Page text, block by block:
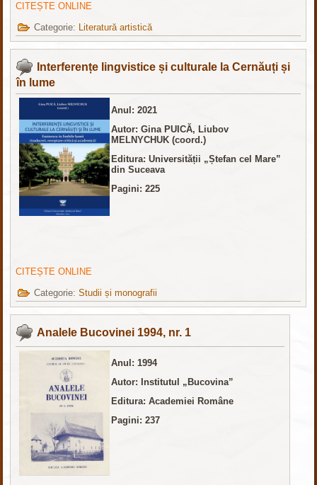
CITEȘTE ONLINE
Categorie:
Literatură artistică
Interferențe lingvistice și culturale la Cernăuți și
în lume
Anul: 2021
Autor: Gina PUICĂ, Liubov
MELNYCHUK (coord.)
Editura: Universității „Ștefan cel Mare”
din Suceava
Pagini: 225
CITEȘTE ONLINE
Categorie:Studii și monografii
Analele Bucovinei 1994, nr. 1
Anul: 1994
Autor: Institutul „Bucovina”
Editura: Academiei Române
Pagini: 237